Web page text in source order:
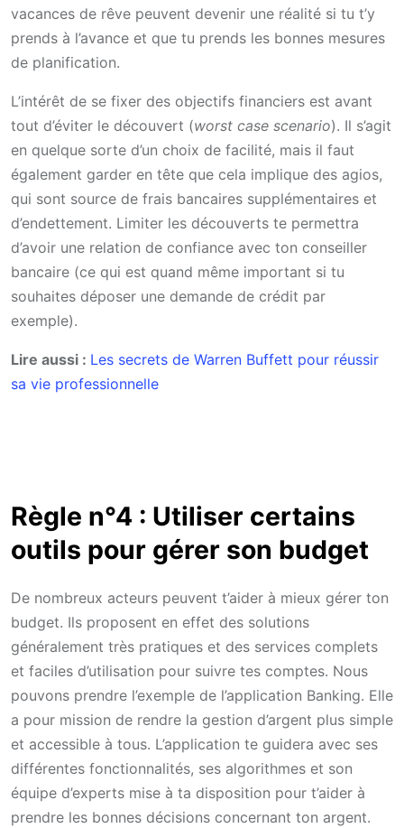
vacances de rêve peuvent devenir une réalité si tu t’y
prends à l’avance et que tu prends les bonnes mesures
de planification.
L’intérêt de se fixer des objectifs financiers est avant
tout d’éviter le découvert (worst case scenario). Il s’agit
en quelque sorte d’un choix de facilité, mais il faut
également garder en tête que cela implique des agios,
qui sont source de frais bancaires supplémentaires et
d’endettement. Limiter les découverts te permettra
d’avoir une relation de confiance avec ton conseiller
bancaire (ce qui est quand même important si tu
souhaites déposer une demande de crédit par
exemple).
Lire aussi : Les secrets de Warren Buffett pour réussir
sa vie professionnelle
Règle n°4 : Utiliser certains
outils pour gérer son budget
De nombreux acteurs peuvent t’aider à mieux gérer ton
budget. Ils proposent en effet des solutions
généralement très pratiques et des services complets
et faciles d’utilisation pour suivre tes comptes. Nous
pouvons prendre l’exemple de l’application Banking. Elle
a pour mission de rendre la gestion d’argent plus simple
et accessible à tous. L’application te guidera avec ses
différentes fonctionnalités, ses algorithmes et son
équipe d’experts mise à ta disposition pour t’aider à
prendre les bonnes décisions concernant ton argent.